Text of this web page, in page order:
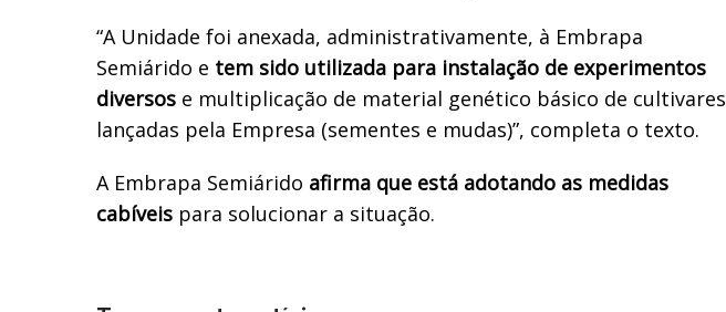
“A Unidade foi anexada, administrativamente, à Embrapa
Semiárido e tem sido utilizada para instalação de experimentos
diversos e multiplicação de material genético básico de cultivares
lançadas pela Empresa (sementes e mudas)”, completa o texto.
A Embrapa Semiárido afirma que está adotando as medidas
cabíveis para solucionar a situação.